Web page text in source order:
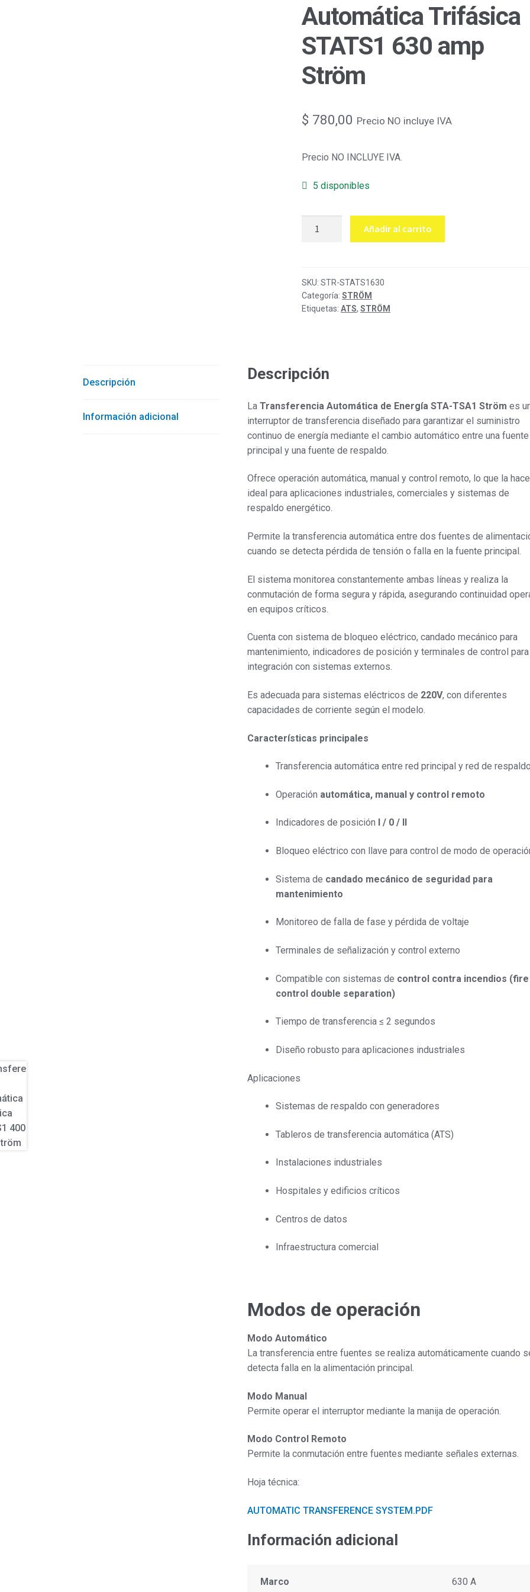
Automática Trifásica
STATS1 630 amp
Ström
$ 780,00 Precio NO incluye IVA
Precio NO INCLUYE IVA.
5 disponibles
630
amp
Ström
Añadir al carrito
SKU:STR-STATS1630
Categoría:STRÖM
Etiquetas:ATS,STRÖM
Descripción
Información adicional
Descripción
La Transferencia Automática de Energía STA-TSA1 Ström es
interruptor de transferencia diseñado para garantizar el suministro
continuo de energía mediante el cambio automático entre una fuente
principal y una fuente de respaldo.
Ofrece operación automática, manual y control remoto, lo que la hace
ideal para aplicaciones industriales, comerciales y sistemas de
respaldo energético.
Permite la transferencia automática entre dos fuentes de
cuando se detecta pérdida de tensión o falla en la fuente principal.
El sistema monitorea constantemente ambas líneas y realiza la
conmutación de forma segura y rápida, asegurando continuidad
en equipos críticos.
Cuenta con sistema de bloqueo eléctrico, candado mecánico para
mantenimiento, indicadores de posición y terminales de control para
integración con sistemas externos.
Es adecuada para sistemas eléctricos de 220V, con diferentes
capacidades de corriente según el modelo.
Características principales
Transferencia automática entre red principal y red de
Operación automática, manual y control remoto
Indicadores de posición I / 0 / II
Bloqueo eléctrico con llave para control de modo de
Sistema de candado mecánico de seguridad para
mantenimiento
Monitoreo de falla de fase y pérdida de voltaje
Terminales de señalización y control externo
Compatible con sistemas de control contra incendios (fire
control double separation)
Tiempo de transferencia ≤ 2 segundos
Diseño robusto para aplicaciones industriales
Aplicaciones
Sistemas de respaldo con generadores
Tableros de transferencia automática (ATS)
Instalaciones industriales
Hospitales y edificios críticos
Centros de datos
Infraestructura comercial
Modos de operación
Modo Automático
La transferencia entre fuentes se realiza automáticamente cuando
detecta falla en la alimentación principal.
Modo Manual
Permite operar el interruptor mediante la manija de operación.
Modo Control Remoto
Permite la conmutación entre fuentes mediante señales externas.
Hoja técnica:
AUTOMATIC TRANSFERENCE SYSTEM.PDF
Información adicional
Marco 630 A